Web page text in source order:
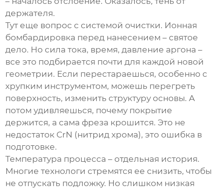
держателя.
Тут еще вопрос с системой очистки. Ионная
бомбардировка перед нанесением – святое
дело. Но сила тока, время, давление аргона –
все это подбирается почти для каждой новой
геометрии. Если перестараешься, особенно с
хрупким инструментом, можешь перегреть
поверхность, изменить структуру основы. А
потом удивляешься, почему покрытие
держится, а сама фреза крошится. Это не
недостаток CrN (нитрид хрома), это ошибка в
подготовке.
Температура процесса – отдельная история.
Многие технологи стремятся ее снизить, чтобы
не отпускать подложку. Но слишком низкая